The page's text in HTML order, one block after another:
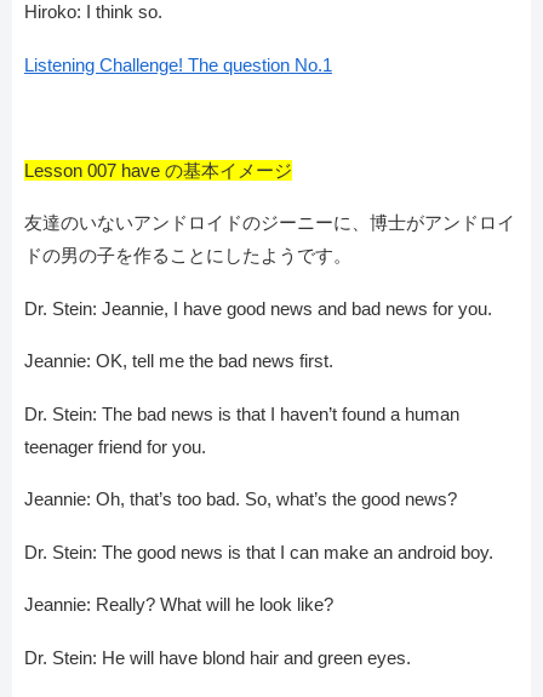
Hiroko: I think so.
Listening Challenge! The question No.1
Lesson 007 have の基本イメージ
友達のいないアンドロイドのジーニーに、博士がアンドロイ
ドの男の子を作ることにしたようです。
Dr. Stein: Jeannie, I have good news and bad news for you.
Jeannie: OK, tell me the bad news first.
Dr. Stein: The bad news is that I haven’t found a human
teenager friend for you.
Jeannie: Oh, that’s too bad. So, what’s the good news?
Dr. Stein: The good news is that I can make an android boy.
Jeannie: Really? What will he look like?
Dr. Stein: He will have blond hair and green eyes.